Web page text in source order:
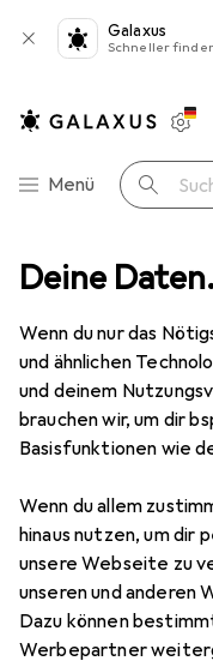
Deine
Wenn du nur das
und ähnlichen
und deinem
brauchen wir, um dir
Basisfunktionen wie
Wenn du allem
hinaus nutzen, um dir
unsere Webseite zu
unseren und anderen
Dazu können
Werbepartner
Galaxus
Schneller
Navigation nach
Menü Suche
Stecknuss Koken
27
Zubehör für
Hier findest du
Sechskant-
Steckschlüssel +